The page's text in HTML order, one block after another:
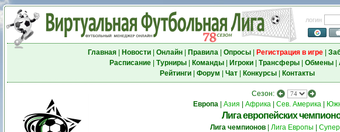
логин
Главная| Новости| Онлайн| Правила| Опросы| Регистрация в игре|
Расписание| Турниры| Команды| Игроки| Трансферы| Обмены|
Рейтинги| Форум Чат| Конкурсы| Контакты
Сезон:
Европа
Азия Африка Сев. Америка
Лига европейских
Лига чемпионов Лига Европы